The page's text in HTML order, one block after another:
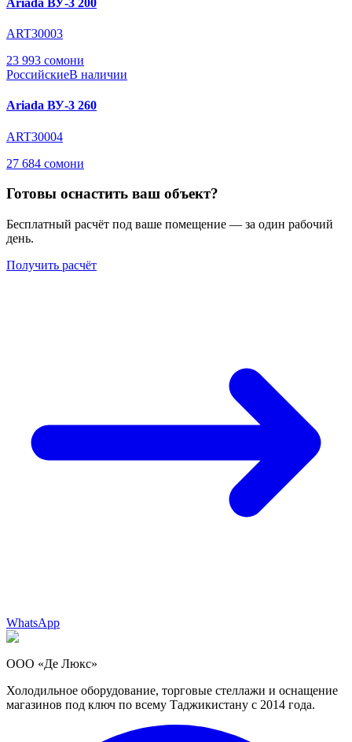
Ariada ВУ-3 200
ART30003
23 993 сомони
РоссийскиеВ наличии
Ariada ВУ-3 260
ART30004
27 684 сомони
Готовы оснастить ваш объект?
Бесплатный расчёт под ваше помещение — за один рабочий
день.
Получить расчёт
WhatsApp
ООО «Де Люкс»
Холодильное оборудование, торговые стеллажи и оснащение
магазинов под ключ по всему Таджикистану с 2014 года.